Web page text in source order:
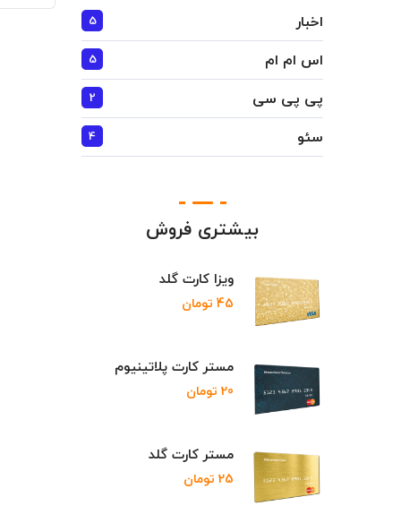
اخبار 5
اس ام ام 5
پی پی سی 2
سئو 4
بیشتری فروش
ویزا کارت گلد
45 تومان
مستر کارت پلاتینیوم
20 تومان
مستر کارت گلد
25 تومان